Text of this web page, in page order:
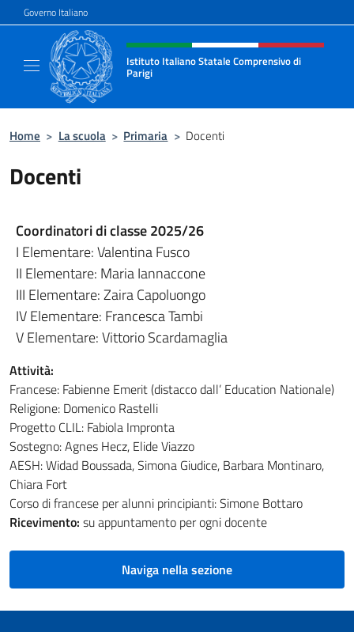
Salta al contenuto
Governo Italiano
Intestazione sito, social e menù
Istituto Italiano Statale Comprensivo di
Parigi
Home > La scuola > Primaria > Docenti
Docenti
Coordinatori di classe 2025/26
I Elementare: Valentina Fusco
II Elementare: Maria Iannaccone
III Elementare: Zaira Capoluongo
IV Elementare: Francesca Tambi
V Elementare: Vittorio Scardamaglia
Attività:
Francese: Fabienne Emerit (distacco dall’ Education Nationale)
Religione: Domenico Rastelli
Progetto CLIL: Fabiola Impronta
Sostegno: Agnes Hecz, Elide Viazzo
AESH: Widad Boussada, Simona Giudice, Barbara Montinaro,
Chiara Fort
Corso di francese per alunni principianti: Simone Bottaro
Ricevimento: su appuntamento per ogni docente
Naviga nella sezione